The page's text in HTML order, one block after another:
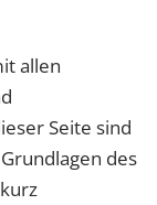
allen
Seite sind
des